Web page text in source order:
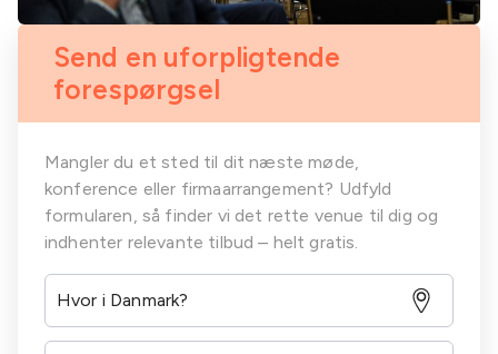
Send en uforpligtende
forespørgsel
Mangler du et sted til dit næste møde,
konference eller firmaarrangement? Udfyld
formularen, så finder vi det rette venue til dig og
indhenter relevante tilbud – helt gratis.